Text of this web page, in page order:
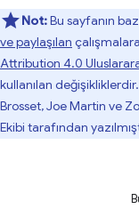
Not:Bu sayfanın
ve paylaşılan
Attribution 4.0
kullanılan değişikliklerdir.
Brosset, Joe Martin ve
Ekibi tarafından